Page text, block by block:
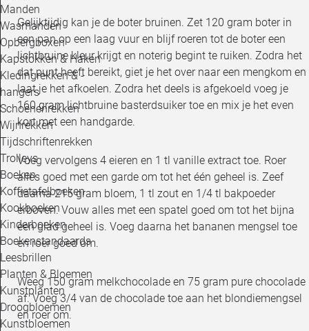
Manden
Wasmanden
Opbergboxen
Kapstokken & Haken
Kledingrekken & -
hangers
Schoenenrekken
Wijnrekken
Tijdschriftenrekken
Trolleys
Boeken
Koffietafelboeken
Kookboeken
Kinderboeken
Boekenstandaards
Leesbrillen
Planten & Bloemen
Kunstplanten
Droogbloemen
Kunstbloemen
Gelijktijdig kan je de boter bruinen. Zet 120 gram boter in
een pan op een laag vuur en blijf roeren tot de boter een
lichtbruine kleur krijgt en noterig begint te ruiken. Zodra het
dat punt heeft bereikt, giet je het over naar een mengkom en
laat je het afkoelen. Zodra het deels is afgekoeld voeg je
160 gram lichtbruine basterdsuiker toe en mix je het even
kort met een handgarde.
Voeg vervolgens 4 eieren en 1 tl vanille extract toe. Roer
alles goed met een garde om tot het één geheel is. Zeef
daarna 215 gram bloem, 1 tl zout en 1/4 tl bakpoeder
erboven. Vouw alles met een spatel goed om tot het bijna
een glad geheel is. Voeg daarna het bananen mengsel toe
en roer goed om.
Weeg 150 gram melkchocolade en 75 gram pure chocolade
af. Voeg 3/4 van de chocolade toe aan het blondiemengsel
en roer om.